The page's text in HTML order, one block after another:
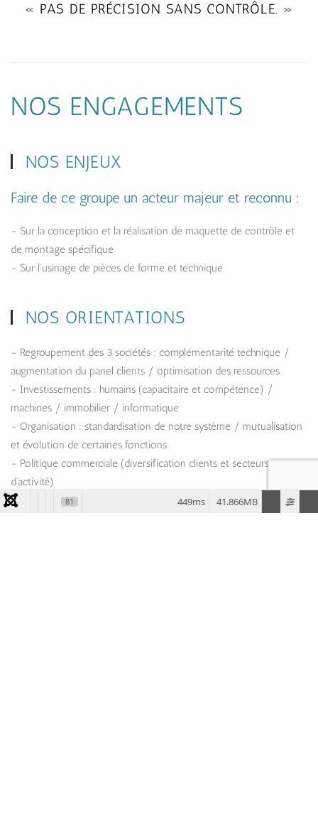
« PAS DE PRÉCISION SANS CONTRÔLE. »
NOS ENGAGEMENTS
NOS ENJEUX
Faire de ce groupe un acteur majeur et reconnu :
- Sur la conception et la réalisation de maquette de contrôle et
de montage spécifique
- Sur l’usinage de pièces de forme et technique
NOS ORIENTATIONS
- Regroupement des 3 sociétés : complémentarité technique /
augmentation du panel clients / optimisation des ressources
- Investissements : humains (capacitaire et compétence) /
machines / immobilier / informatique
- Organisation : standardisation de notre système / mutualisation
et évolution de certaines fonctions
- Politique commerciale (diversification clients et secteurs
d’activité)
81 41.866MB
449ms